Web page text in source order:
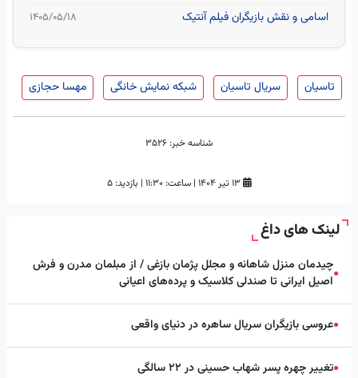
اسامی و نقش بازیگران فیلم آنتیک ۱۴۰۵/۰۵/۱۸
تاسیان سریال تاسیان شبکه نمایش خانگی مهسا حجازی
شناسه خبر:
۱۳ تیر ۱۴۰۴ | ساعت: ۱۱:۳۰ | بازدید: 5
لینک های داغ
●چیدمان منزل شاهانه و مجلل پژمان بازغی / از مبلمان مدرن و فرش
اصیل ایرانی تا صندلی کلاسیک و پرده‌های اعیانی
●عروسی بازیگران سریال ساهره در دنیای واقعی
●تغییر چهره پسر شهاب حسینی در ۲۲ سالگی